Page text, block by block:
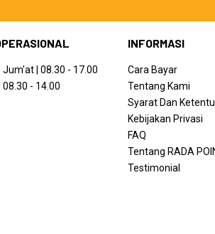
Jum'at | 08.30 - 17.00
08.30 - 14.00
INFORMASI
Cara Bayar
Tentang Kami
Syarat Dan
Kebijakan Privasi
FAQ
Tentang RADA
Testimonial